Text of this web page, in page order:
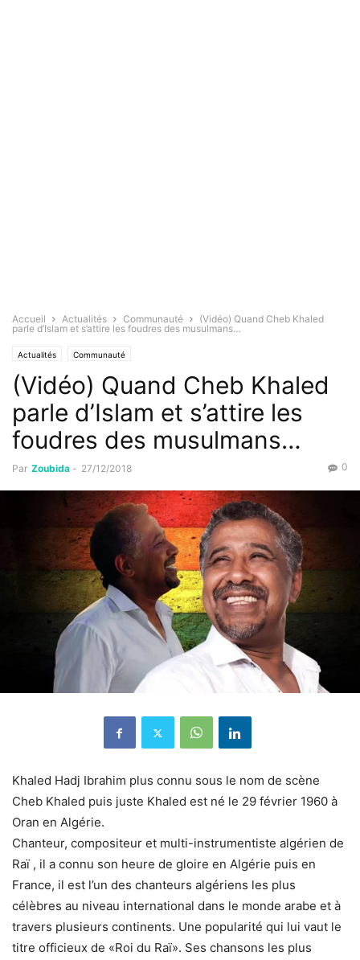
Accueil Actualités Communauté
(Vidéo) Quand Cheb Khaled
parle d’Islam et s’attire les foudres des musulmans…
Actualités Communauté
(Vidéo) Quand Cheb Khaled
parle d’Islam et s’attire les
foudres des musulmans…
Par Zoubida - 27/12/2018 0
Khaled Hadj Ibrahim plus connu sous le nom de scène
Cheb Khaled puis juste Khaled est né le 29 février 1960 à
Oran en Algérie.
Chanteur, compositeur et multi-instrumentiste algérien de
Raï , il a connu son heure de gloire en Algérie puis en
France, il est l’un des chanteurs algériens les plus
célèbres au niveau international dans le monde arabe et à
travers plusieurs continents. Une popularité qui lui vaut le
titre officieux de «Roi du Raï». Ses chansons les plus